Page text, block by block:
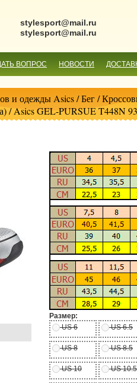
stylesport@mail.ru
stylesport@mail.ru
ВОПРОС НОВОСТИ
и одежды Asics/Бег/
/ Asics GEL-PURSUE T448N
Размер:
US 6
US 6.5
US 8 US 8.5
US 10 US 10.5